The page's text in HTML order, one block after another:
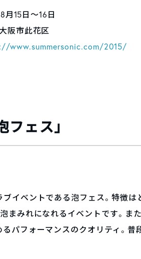
月15日〜16日
阪市此花区
www.summersonic.com/2015/
フェス」
イベントである泡フェス。特徴
まみれになれるイベントです。ま
パフォーマンスのクオリティ。